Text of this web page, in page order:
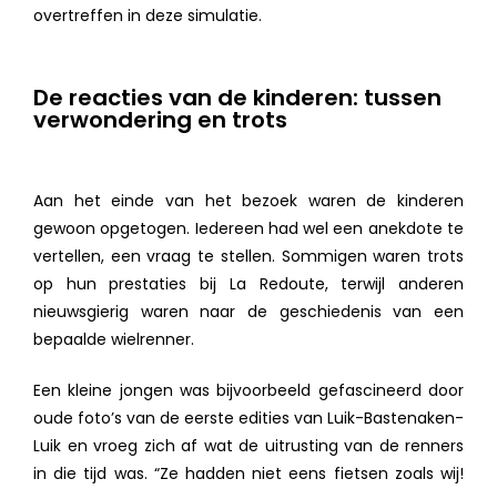
overtreffen in deze simulatie.
De reacties van de kinderen: tussen
verwondering en trots
Aan het einde van het bezoek waren de kinderen
gewoon opgetogen. Iedereen had wel een anekdote te
vertellen, een vraag te stellen. Sommigen waren trots
op hun prestaties bij La Redoute, terwijl anderen
nieuwsgierig waren naar de geschiedenis van een
bepaalde wielrenner.
Een kleine jongen was bijvoorbeeld gefascineerd door
oude foto’s van de eerste edities van Luik-Bastenaken-
Luik en vroeg zich af wat de uitrusting van de renners
in die tijd was. “Ze hadden niet eens fietsen zoals wij!